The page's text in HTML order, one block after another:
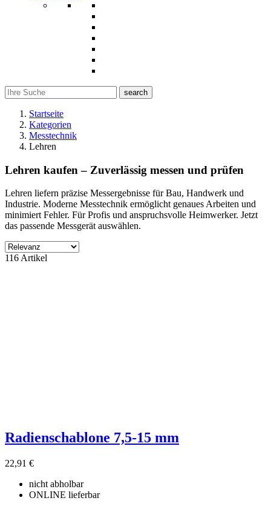
search
Startseite
Kategorien
Messtechnik
Lehren
Lehren kaufen – Zuverlässig messen und prüfen
Lehren liefern präzise Messergebnisse für Bau, Handwerk und
Industrie. Moderne Messtechnik ermöglicht genaues Arbeiten und
minimiert Fehler. Für Profis und anspruchsvolle Heimwerker. Jetzt
das passende Messgerät auswählen.
Filter
Zubehör Verkauf 16
116 Artikel
Radienschablone 7,5-15 mm
22,91 €
nicht abholbar
ONLINE lieferbar